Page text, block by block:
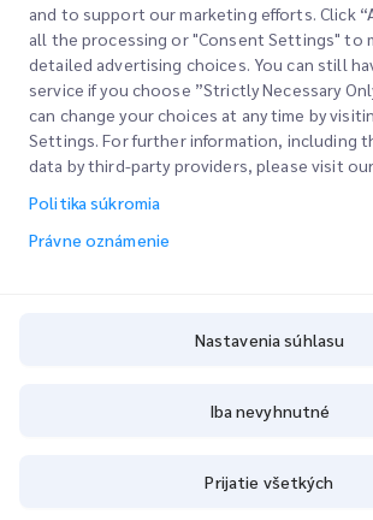
NÁRODNÉ POBOČKY
NÁJSŤ MIESTO
and to support our marketing efforts. Click
all the processing or "Consent Settings" to
detailed advertising choices. You can still
service if you choose ”Strictly Necessary
can change your choices at any time by
Settings. For further information, including
data by third-party providers, please visit our
Politika súkromia
Právne oznámenie
Nastavenia súhlasu
Iba nevyhnutné
Prijatie všetkých